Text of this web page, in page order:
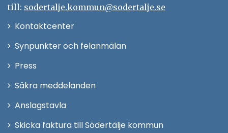
till: sodertalje.kommun@sodertalje.se
KontaktcenterÖppna
Synpunkter och felanmälan
Press
fönster
Säkra meddelanden
Anslagstavla
Skicka faktura till Södertälje kommun